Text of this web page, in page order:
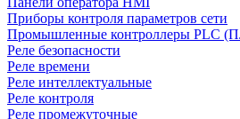
Приборы контроля параметров сети
Промышленные контроллеры PLC
Реле безопасности
Реле времени
Реле интеллектуальные
Реле контроля
Реле промежуточные